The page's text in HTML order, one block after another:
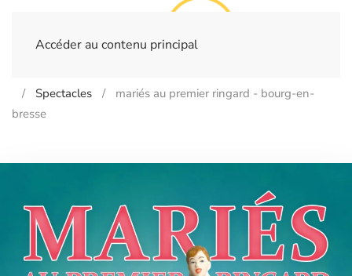
Accéder au contenu principal
Spectacles
mariés au premier ringard - bourg-en-
bresse